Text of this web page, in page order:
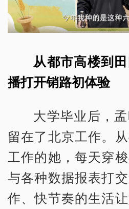
从都市高楼到
播打开销路初体验
大学毕业后，
留在了北京工作。
工作的她，每天穿
与各种数据报表打
作、快节奏的生活